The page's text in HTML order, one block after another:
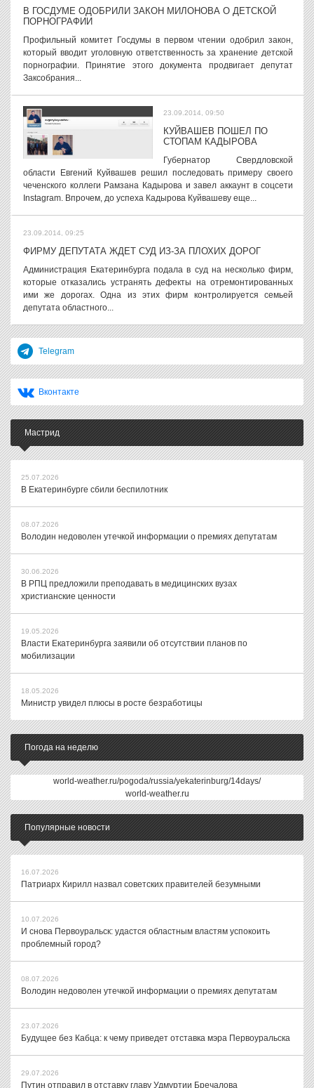
В ГОСДУМЕ ОДОБРИЛИ ЗАКОН МИЛОНОВА О ДЕТСКОЙ
ПОРНОГРАФИИ
Профильный комитет Госдумы в первом чтении одобрил закон,
который вводит уголовную ответственность за хранение детской
порнографии. Принятие этого документа продвигает депутат
Заксобрания...
23.09.2014, 09:50
КУЙВАШЕВ ПОШЕЛ ПО
СТОПАМ КАДЫРОВА
Губернатор Свердловской
области Евгений Куйвашев решил последовать примеру своего
чеченского коллеги Рамзана Кадырова и завел аккаунт в соцсети
Instagram. Впрочем, до успеха Кадырова Куйвашеву еще...
23.09.2014, 09:25
ФИРМУ ДЕПУТАТА ЖДЕТ СУД ИЗ-ЗА ПЛОХИХ ДОРОГ
Администрация Екатеринбурга подала в суд на несколько фирм,
которые отказались устранять дефекты на отремонтированных
ими же дорогах. Одна из этих фирм контролируется семьей
депутата областного...
Telegram
Вконтакте
Мастрид
25.07.2026
В Екатеринбурге сбили беспилотник
08.07.2026
Володин недоволен утечкой информации о премиях депутатам
30.06.2026
В РПЦ предложили преподавать в медицинских вузах
христианские ценности
19.05.2026
Власти Екатеринбурга заявили об отсутствии планов по
мобилизации
18.05.2026
Министр увидел плюсы в росте безработицы
Погода на неделю
world-weather.ru/pogoda/russia/yekaterinburg/14days/
world-weather.ru
Популярные новости
16.07.2026
Патриарх Кирилл назвал советских правителей безумными
10.07.2026
И снова Первоуральск: удастся областным властям успокоить
проблемный город?
08.07.2026
Володин недоволен утечкой информации о премиях депутатам
23.07.2026
Будущее без Кабца: к чему приведет отставка мэра Первоуральска
29.07.2026
Путин отправил в отставку главу Удмуртии Бречалова